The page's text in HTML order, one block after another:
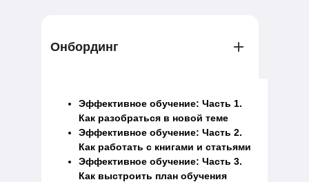
Онбординг
Эффективное обучение: Часть 1.
Как разобраться в новой теме
Эффективное обучение: Часть 2.
Как работать с книгами и статьями
Эффективное обучение: Часть 3.
Как выстроить план обучения